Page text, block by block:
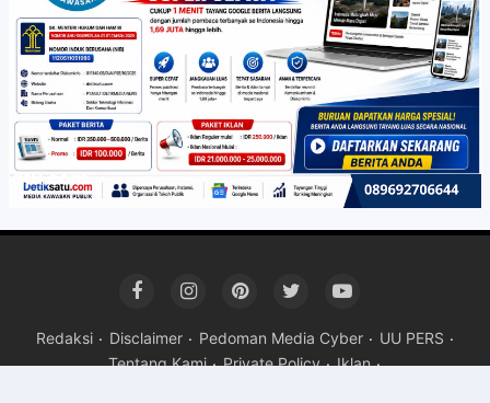
Redaksi Disclaimer Pedoman Media Cyber
UU PERS
Tentang Kami
Private Policy Iklan